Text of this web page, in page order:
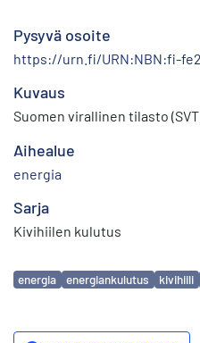
Pysyvä osoite
https://urn.fi/URN:NBN:fi-
Kuvaus
Suomen virallinen tilasto
Aihealue
energia
Sarja
Kivihiilen kulutus
Avainsanat
energia energiankulutus kivihiili